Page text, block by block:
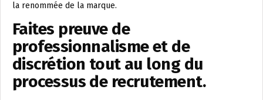
la renommée de la marque.
Faites preuve de
professionnalisme et de
discrétion tout au long du
processus de recrutement.